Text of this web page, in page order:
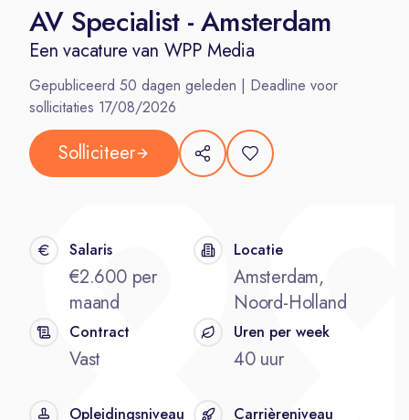
AV Specialist - Amsterdam
Een vacature van WPP Media
Gepubliceerd 50 dagen geleden | Deadline voor
sollicitaties 17/08/2026
Solliciteer
Salaris
€2.600 per
maand
Locatie
Amsterdam,
Noord-Holland
Contract
Vast
Uren per week
40 uur
Opleidingsniveau Carrièreniveau